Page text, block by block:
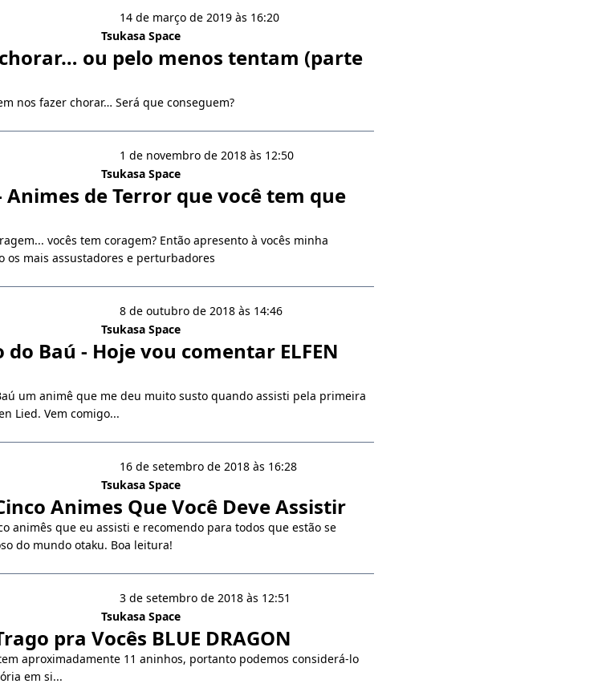
14 de março de 2019 às 16:20
Tsukasa Space
ou pelo menos tentam (parte
nos fazer chorar… Será que conseguem?
1 de novembro de 2018 às 12:50
Tsukasa Space
- Animes de Terror que você tem que
vocês tem coragem? Então apresento à vocês minha
os mais assustadores e perturbadores
8 de outubro de 2018 às 14:46
Tsukasa Space
Baú - Hoje vou comentar ELFEN
um animê que me deu muito susto quando assisti pela primeira
Lied. Vem comigo...
16 de setembro de 2018 às 16:28
Tsukasa Space
Animes Que Você Deve Assistir
animês que eu assisti e recomendo para todos que estão se
do mundo otaku. Boa leitura!
3 de setembro de 2018 às 12:51
Tsukasa Space
pra Vocês BLUE DRAGON
aproximadamente 11 aninhos, portanto podemos considerá-lo
em si...